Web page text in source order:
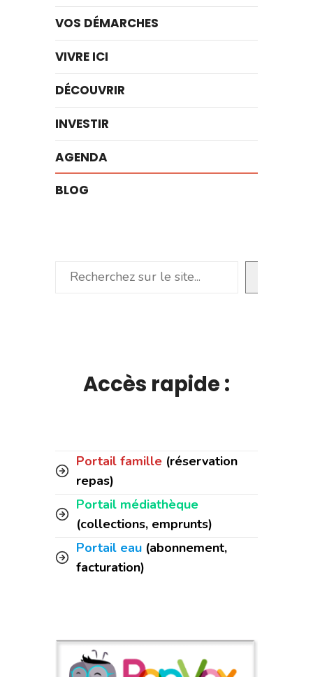
VOS DÉMARCHES
VIVRE ICI
DÉCOUVRIR
INVESTIR
AGENDA
BLOG
Rechercher
Accès rapide :
Portail famille (réservation
repas)
Portail médiathèque
(collections, emprunts)
Portail eau (abonnement,
facturation)